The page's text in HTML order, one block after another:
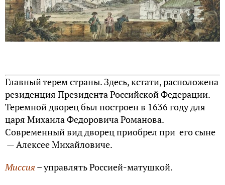
Главный терем страны. Здесь, кстати, расположена
резиденция Президента Российской Федерации.
Теремной дворец был построен в 1636 году для
царя Михаила Федоровича Романова.
Современный вид дворец приобрел при его сыне
— Алексее Михайловиче.
Миссия – управлять Россией-матушкой.